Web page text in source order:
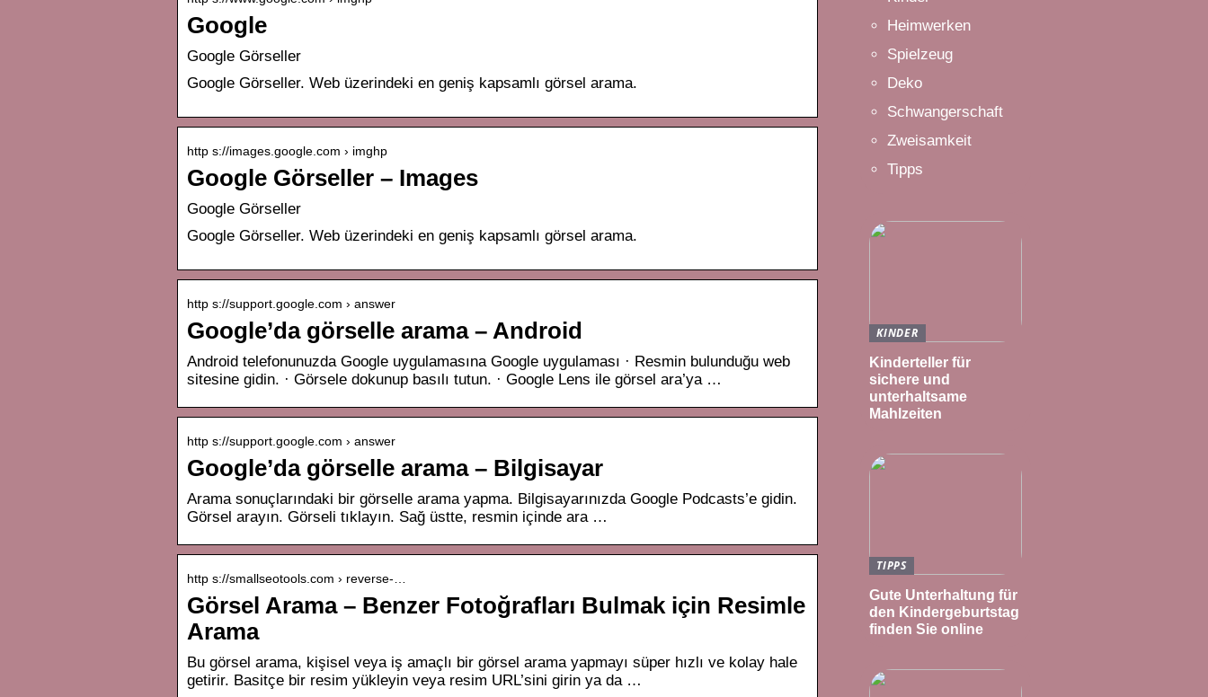
Google
Google Görseller
Google Görseller. Web üzerindeki en geniş kapsamlı görsel arama.
http s://images.google.com › imghp
Google Görseller – Images
Google Görseller
Google Görseller. Web üzerindeki en geniş kapsamlı görsel arama.
http s://support.google.com › answer
Google’da görselle arama – Android
Android telefonunuzda Google uygulamasına Google uygulaması · Resmin bulunduğu web
sitesine gidin. · Görsele dokunup basılı tutun. · Google Lens ile görsel ara’ya …
http s://support.google.com › answer
Google’da görselle arama – Bilgisayar
Arama sonuçlarındaki bir görselle arama yapma. Bilgisayarınızda Google Podcasts’e gidin.
Görsel arayın. Görseli tıklayın. Sağ üstte, resmin içinde ara …
http s://smallseotools.com › reverse-…
Görsel Arama – Benzer Fotoğrafları Bulmak için Resimle
Arama
Bu görsel arama, kişisel veya iş amaçlı bir görsel arama yapmayı süper hızlı ve kolay hale
getirir. Basitçe bir resim yükleyin veya resim URL’sini girin ya da …
Heimwerken
Spielzeug
Deko
Schwangerschaft
Zweisamkeit
Tipps
KINDER
Kinderteller für
sichere und
unterhaltsame
Mahlzeiten
TIPPS
Gute Unterhaltung für
den Kindergeburtstag
finden Sie online